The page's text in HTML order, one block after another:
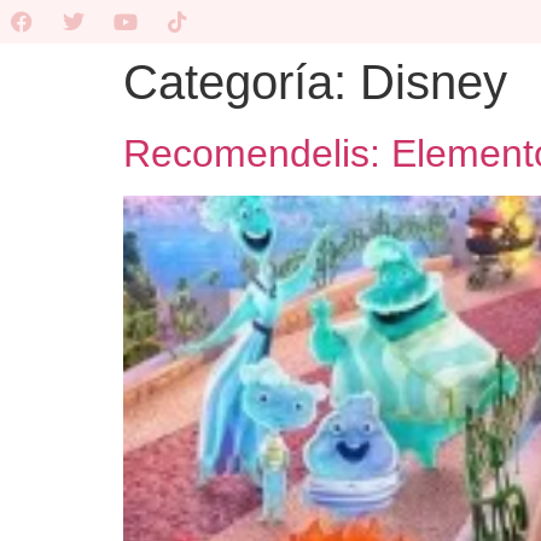
Categoría: Disney
Recomendelis: